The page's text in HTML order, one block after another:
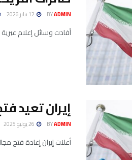
BYADMIN
أفادت وسائل إعلام عبرية الاثنين 12 جانفي 2026 بأن طائرات أمريكية تحلق بالقرب من المجال
إيران تعيد
BYADMIN
أعلنت إيران إعادة فتح